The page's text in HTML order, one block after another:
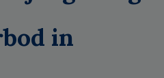
in